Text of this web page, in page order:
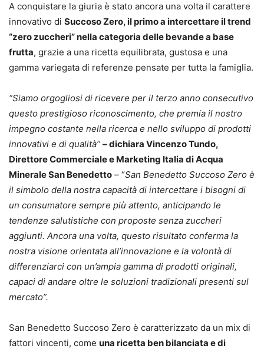
A conquistare la giuria è stato ancora una volta il carattere
innovativo di Succoso Zero, il primo a intercettare il trend
“zero zuccheri” nella categoria delle bevande a base
frutta, grazie a una ricetta equilibrata, gustosa e una
gamma variegata di referenze pensate per tutta la famiglia.
“Siamo orgogliosi di ricevere per il terzo anno consecutivo
questo prestigioso riconoscimento, che premia il nostro
impegno costante nella ricerca e nello sviluppo di prodotti
innovativi e di qualità” – dichiara Vincenzo Tundo,
Direttore Commerciale e Marketing Italia di Acqua
Minerale San Benedetto – “San Benedetto Succoso Zero è
il simbolo della nostra capacità di intercettare i bisogni di
un consumatore sempre più attento, anticipando le
tendenze salutistiche con proposte senza zuccheri
aggiunti. Ancora una volta, questo risultato conferma la
nostra visione orientata all’innovazione e la volontà di
differenziarci con un’ampia gamma di prodotti originali,
capaci di andare oltre le soluzioni tradizionali presenti sul
mercato”.
San Benedetto Succoso Zero è caratterizzato da un mix di
fattori vincenti, come una ricetta ben bilanciata e di